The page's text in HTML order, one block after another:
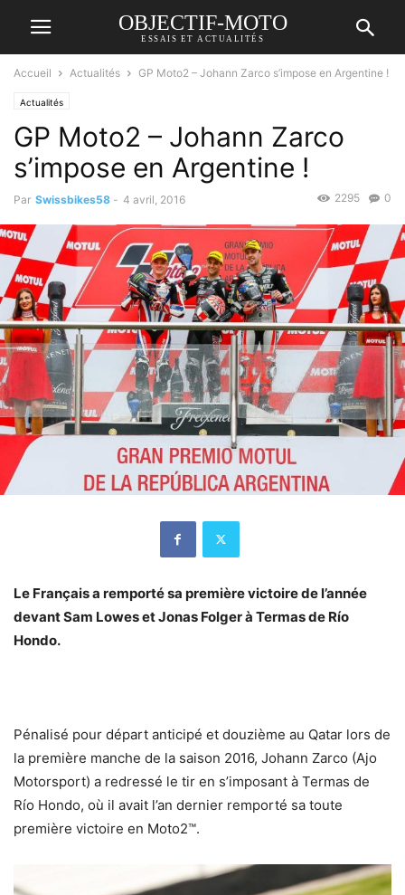
OBJECTIF-MOTO
ESSAIS ET ACTUALITÉS
Accueil Actualités GP Moto2 – Johann Zarco s’impose en Argentine !
Actualités
GP Moto2 – Johann Zarco
s’impose en Argentine !
Par Swissbikes58 - 4 avril, 2016 0
2295
Le Français a remporté sa première victoire de l’année
devant Sam Lowes et Jonas Folger à Termas de Río
Hondo.
Pénalisé pour départ anticipé et douzième au Qatar lors de
la première manche de la saison 2016, Johann Zarco (Ajo
Motorsport) a redressé le tir en s’imposant à Termas de
Río Hondo, où il avait l’an dernier remporté sa toute
première victoire en Moto2™.